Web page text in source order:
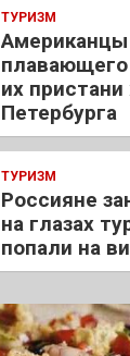
ТУРИЗМ
плавающего
их
Петербурга
ТУРИЗМ
Россияне
на глазах
попали на